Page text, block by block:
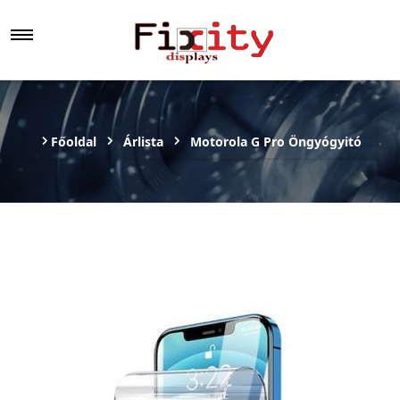
Főoldal Árlista Motorola G Pro Öngyógyitó